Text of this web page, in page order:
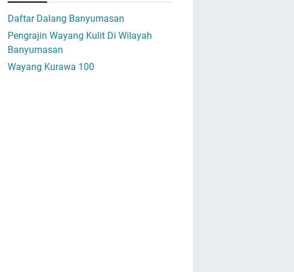
Daftar Dalang Banyumasan
Pengrajin Wayang Kulit Di Wilayah
Banyumasan
Wayang Kurawa 100